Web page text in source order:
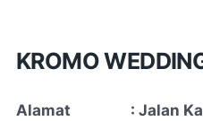
KROMO
Alamat
: Jalan